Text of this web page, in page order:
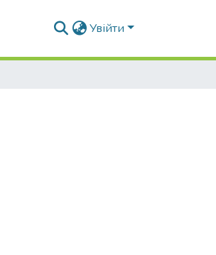
Увійти